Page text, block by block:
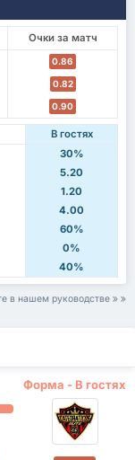
Очки за матч
0.86
0.82
0.90
В гостях
30%
5.20
1.20
4.00
60%
0%
40%
в нашем руководстве
Форма - В гостях